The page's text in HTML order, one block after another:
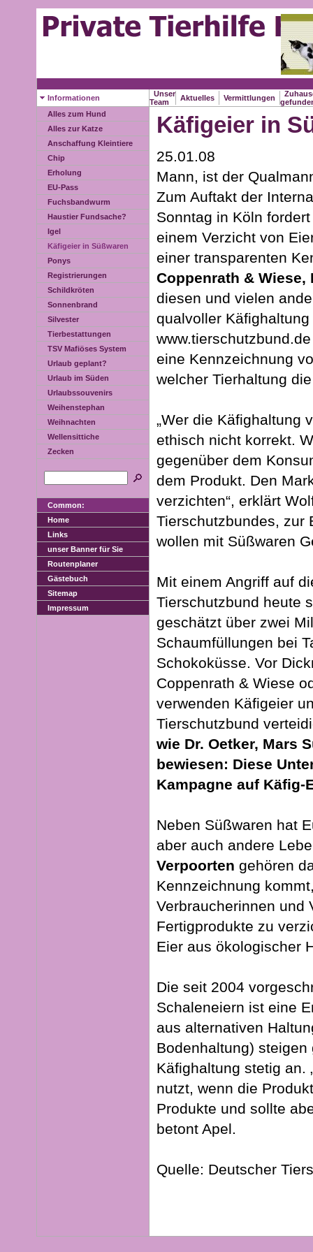
Informationen
Unser
Team
Aktuelles Vermittlungen
Alles zum Hund
Alles zur Katze
Anschaffung Kleintiere
Chip
Erholung
EU-Pass
Fuchsbandwurm
Haustier Fundsache?
Igel
Käfigeier in Süßwaren
Ponys
Registrierungen
Schildkröten
Sonnenbrand
Silvester
Tierbestattungen
TSV Mafiöses System
Urlaub geplant?
Urlaub im Süden
Urlaubssouvenirs
Weihenstephan
Weihnachten
Wellensittiche
Zecken
Common:
Home
Links
unser Banner für Sie
Routenplaner
Gästebuch
Sitemap
Impressum
Käfigeier in
25.01.08
Mann, ist der
Zum Auftakt der
Sonntag in Köln
einem Verzicht von
einer transparenten
Coppenrath &
diesen und vielen
qualvoller
eine Kennzeichnung
welcher Tierhaltung
„Wer die Käfighaltung
ethisch nicht korrekt.
gegenüber dem
dem Produkt. Den
verzichten“, erklärt
Tierschutzbundes, zur
wollen mit Süßwaren
Mit einem Angriff auf
Tierschutzbund heute
geschätzt über zwei
Schaumfüllungen bei
Schokoküsse. Vor
Coppenrath & Wiese
verwenden Käfigeier
Tierschutzbund
wie Dr. Oetker, Mars
bewiesen: Diese
Kampagne auf Käfig-
Neben Süßwaren hat
aber auch andere
Verpoorten gehören
Kennzeichnung
Verbraucherinnen und
Fertigprodukte zu
Eier aus ökologischer
Die seit 2004
Schaleneiern ist eine
aus alternativen
Bodenhaltung)
Käfighaltung stetig an.
nutzt, wenn die
Produkte und sollte
betont Apel.
Quelle: Deutscher